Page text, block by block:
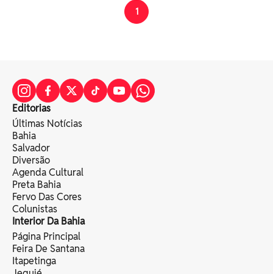
1
Editorias
Últimas Notícias
Bahia
Salvador
Diversão
Agenda Cultural
Preta Bahia
Fervo Das Cores
Colunistas
Interior Da Bahia
Página Principal
Feira De Santana
Itapetinga